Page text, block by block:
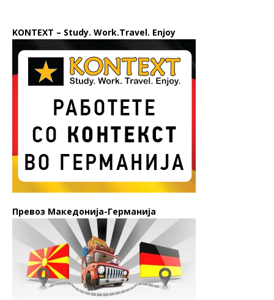
KONTEXT – Study. Work.Travel. Enjoy
Превоз Македонија-Германија